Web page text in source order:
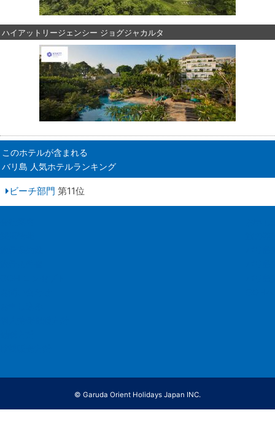
ハイアットリージェンシー ジョグジャカルタ
このホテルが含まれる
バリ島 人気ホテルランキング
ビーチ部門 第11位
© Garuda Orient Holidays Japan INC.